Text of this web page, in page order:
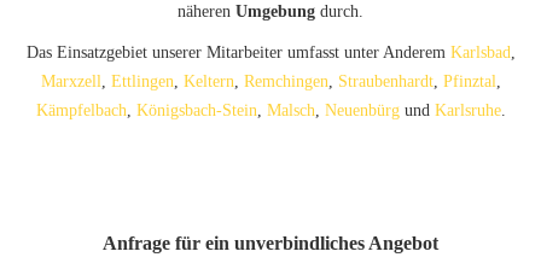
näheren Umgebung durch.
Das Einsatzgebiet unserer Mitarbeiter umfasst unter Anderem Karlsbad
Marxzell Ettlingen Keltern Remchingen Straubenhardt, Pfinztal
Kämpfelbach Königsbach-Stein Malsch Neuenbürgund Karlsruhe.
Anfrage für ein unverbindliches Angebot